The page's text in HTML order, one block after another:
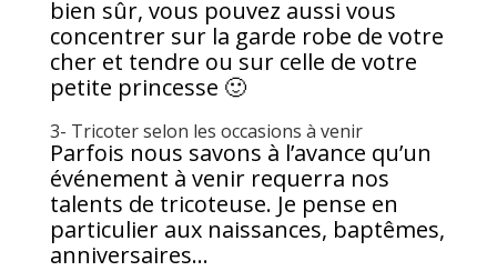
bien sûr, vous pouvez aussi vous
concentrer sur la garde robe de votre
cher et tendre ou sur celle de votre
petite princesse 🙂
3- Tricoter selon les occasions à venir
Parfois nous savons à l’avance qu’un
événement à venir requerra nos
talents de tricoteuse. Je pense en
particulier aux naissances, baptêmes,
anniversaires…